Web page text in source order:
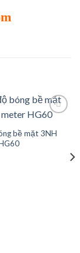
bề mặt 3NH